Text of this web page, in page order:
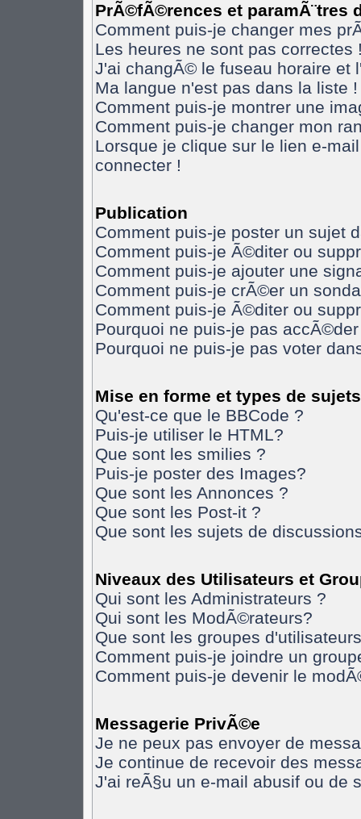
PrÃ©fÃ©rences et paramÃ¨tres
Comment puis-je changer mes
Les heures ne sont pas correctes
J'ai changÃ© le fuseau horaire et
Ma langue n'est pas dans la liste !
Comment puis-je montrer une
Comment puis-je changer mon
Lorsque je clique sur le lien e-
connecter !
Publication
Comment puis-je poster un sujet
Comment puis-je Ã©diter ou
Comment puis-je ajouter une
Comment puis-je crÃ©er un
Comment puis-je Ã©diter ou
Pourquoi ne puis-je pas
Pourquoi ne puis-je pas voter
Mise en forme et types de sujets
Qu'est-ce que le BBCode ?
Puis-je utiliser le HTML?
Que sont les smilies ?
Puis-je poster des Images?
Que sont les Annonces ?
Que sont les Post-it ?
Que sont les sujets de
Niveaux des Utilisateurs et
Qui sont les Administrateurs ?
Qui sont les ModÃ©rateurs?
Que sont les groupes
Comment puis-je joindre un
Comment puis-je devenir le
Messagerie PrivÃ©e
Je ne peux pas envoyer de
Je continue de recevoir des
J'ai reÃ§u un e-mail abusif ou de